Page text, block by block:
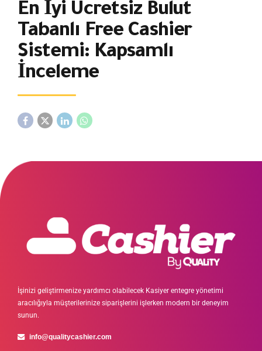
En İyi Ücretsiz Bulut
Tabanlı Free Cashier
Sistemi: Kapsamlı
İnceleme
İşinizi geliştirmenize yardımcı olabilecek Kasiyer entegre yönetimi
aracılığıyla müşterilerinize siparişlerini işlerken modern bir deneyim
sunun.
info@qualitycashier.com